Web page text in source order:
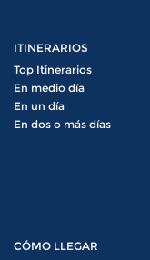
ITINERARIOS
Top Itinerarios
En medio día
En un día
En dos o más días
CÓMO LLEGAR